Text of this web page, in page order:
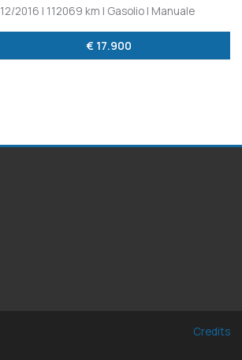
12/2016 | 112069 km | Gasolio | Manuale
€ 17.900
Credits